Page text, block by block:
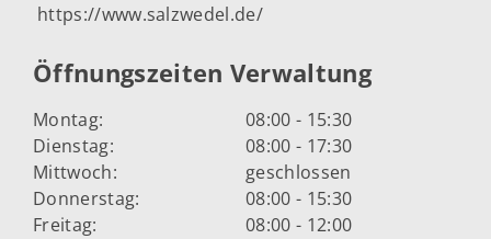
https://www.salzwedel.de/
Öffnungszeiten Verwaltung
Montag:
08:00 - 15:30
Dienstag:
08:00 - 17:30
Mittwoch:
geschlossen
Donnerstag:
08:00 - 15:30
Freitag:
08:00 - 12:00